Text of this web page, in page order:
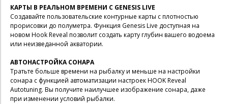
КАРТЫ В РЕАЛЬНОМ ВРЕМЕНИ С GENESIS LIVE
Создавайте пользовательские контурные карты с плотностью
прорисовки до полуметра. Функция Genesis Live доступная на
новом Hook Reveal позволит создать карту глубин вашего водоема
или неизведанной акватории.
АВТОНАСТРОЙКА СОНАРА
Тратьте больше времени на рыбалку и меньше на настройки
сонара с функцией автоматизации настроек HOOK Reveal
Autotuning. Вы получите наилучшее изображение сонара, даже
при изменении условий рыбалки.